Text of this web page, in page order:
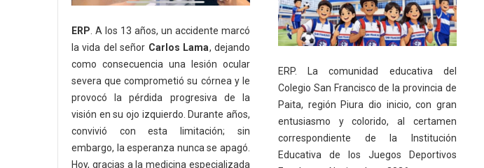
ERP . A los 13 años, un accidente marcó
la vida del señor Carlos Lama, dejando
como consecuencia una lesión ocular
severa que comprometió su córnea y le
provocó la pérdida progresiva de la
visión en su ojo izquierdo. Durante años,
convivió con esta limitación; sin
embargo, la esperanza nunca se apagó.
Hoy, gracias a la medicina especializada
ERP. La comunidad educativa del
Colegio San Francisco de la provincia de
Paita, región Piura dio inicio, con gran
entusiasmo y colorido, al certamen
correspondiente de la Institución
Educativa de los Juegos Deportivos